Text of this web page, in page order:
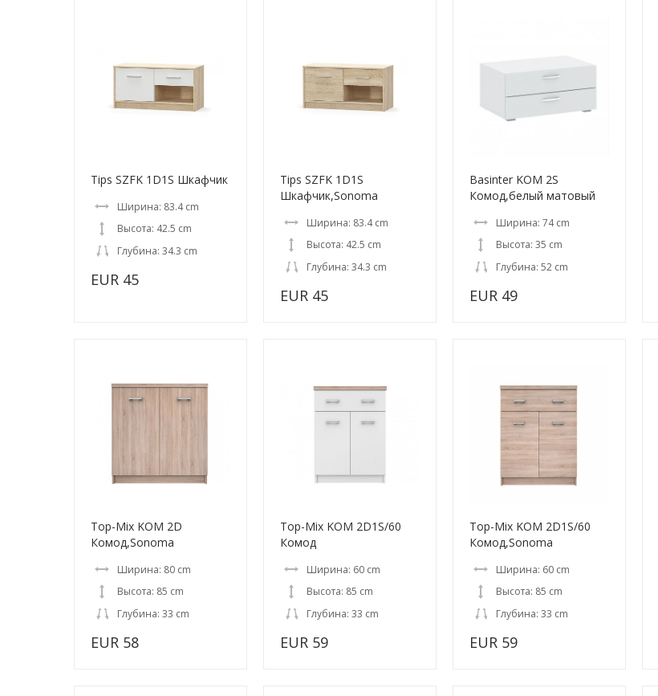
Tips SZFK 1D1S Шкафчик
Ширина: 83.4 cm
Высота: 42.5 cm
Глубина: 34.3 cm
EUR 45
Tips SZFK 1D1S
Шкафчик,Sonoma
Ширина: 83.4 cm
Высота: 42.5 cm
Глубина: 34.3 cm
EUR 45
Basinter KOM 2S
Комод,белый матовый
Ширина: 74 cm
Высота: 35 cm
Глубина: 52 cm
EUR 49
Top-Mix KOM 2D
Комод,Sonoma
Ширина: 80 cm
Высота: 85 cm
Глубина: 33 cm
EUR 58
Top-Mix KOM 2D1S/60
Комод
Ширина: 60 cm
Высота: 85 cm
Глубина: 33 cm
EUR 59
Top-Mix KOM 2D1S/60
Комод,Sonoma
Ширина: 60 cm
Высота: 85 cm
Глубина: 33 cm
EUR 59